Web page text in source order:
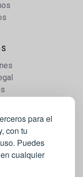
para el
con tu
Puedes
cualquier